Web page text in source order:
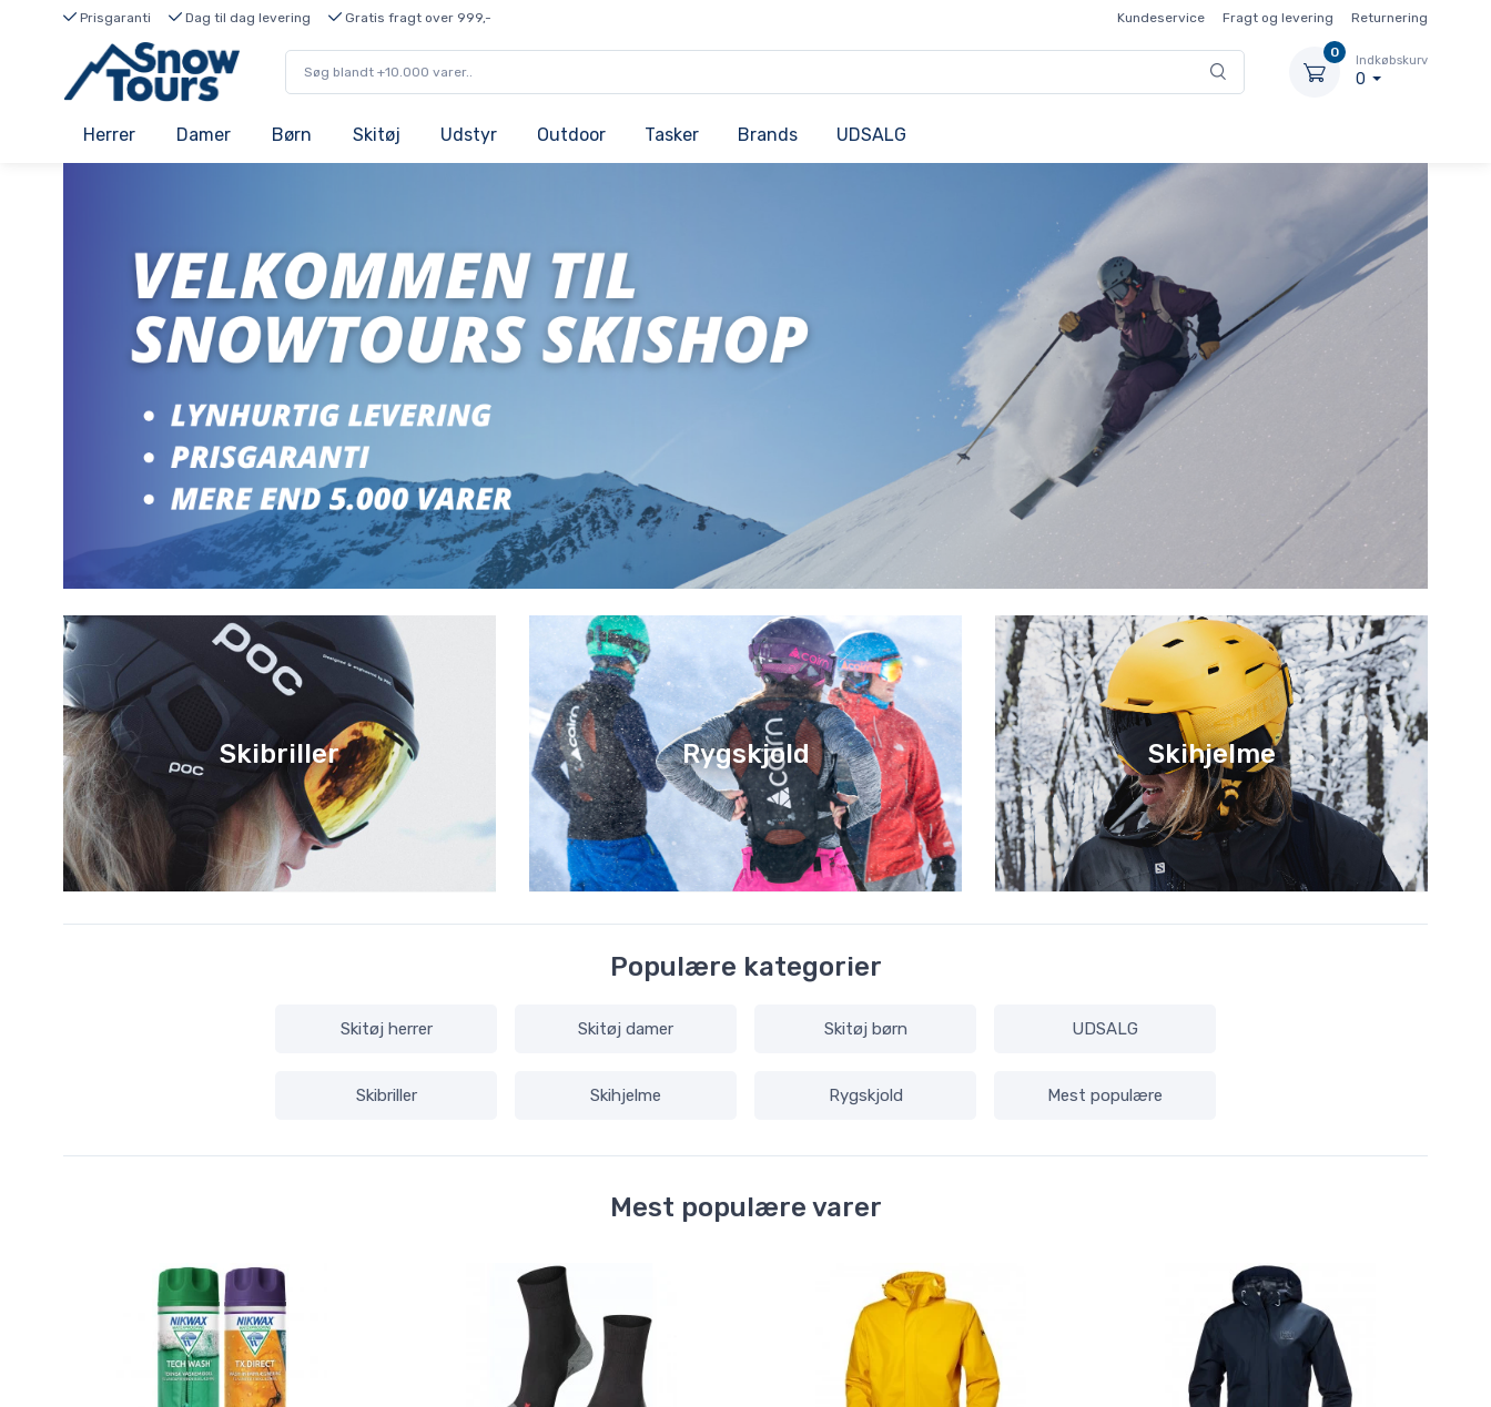
Prisgaranti Dag til dag levering Gratis fragt over 999,- Kundeservice Fragt og levering Returnering
0
Indkøbskurv
0
Herrer Damer Børn Skitøj Udstyr Outdoor Tasker Brands UDSALG
Skibriller Rygskjold Skihjelme
Populære kategorier
Skitøj herrer Skitøj damer Skitøj børn UDSALG
Skibriller Skihjelme Rygskjold Mest populære
Mest populære varer